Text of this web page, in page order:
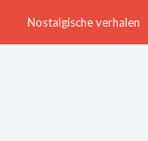
Nostalgische verhalen